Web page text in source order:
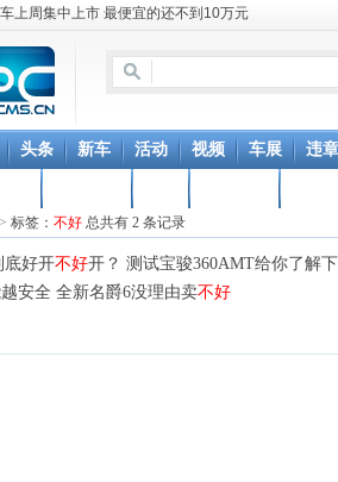
上周集中上市 最便宜的还不到10万元
斯威X7 配置升级 互联版车型今日上市
头条 新车 活动 视频 车展 违
> 标签： 不好 总共有 2 条记录
底好开不好开？ 测试宝骏360AMT给你了解下
安全 全新名爵6没理由卖不好